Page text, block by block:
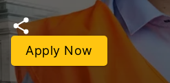
Apply Now